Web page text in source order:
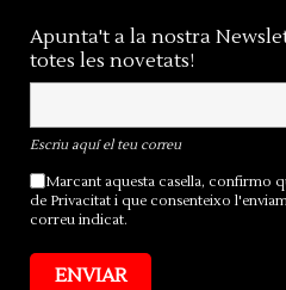
Apunta't a la nostra
totes les novetats!
Escriu aquí el teu correu
Marcant aquesta casella, confirmo
de Privacitat i que consenteixo
correu indicat.
ENVIAR